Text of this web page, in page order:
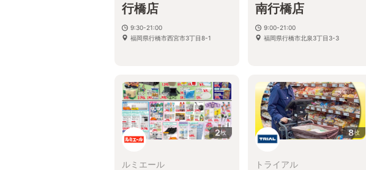
行橋店
9:30-21:00
福岡県行橋市西宮市3丁目8-1
南行橋店
9:00-21:00
福岡県行橋市北泉3丁目3-3
2枚
ルミエール
8枚
トライアル